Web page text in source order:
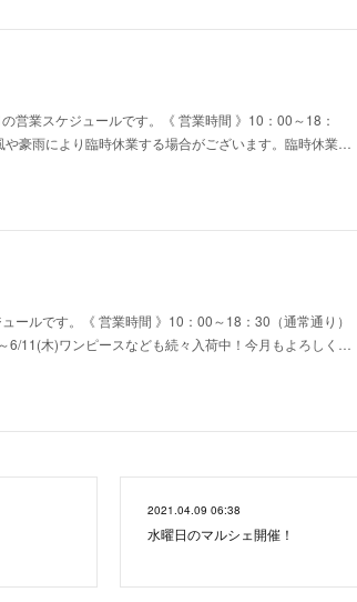
営業スケジュールです。《 営業時間 》10：00～18：
豪雨により臨時休業する場合がございます。臨時休業…
ールです。《 営業時間 》10：00～18：30（通常通り）
6/11(木)ワンピースなども続々入荷中！今月もよろしく…
2021.04.09 06:38
水曜日のマルシェ開催！